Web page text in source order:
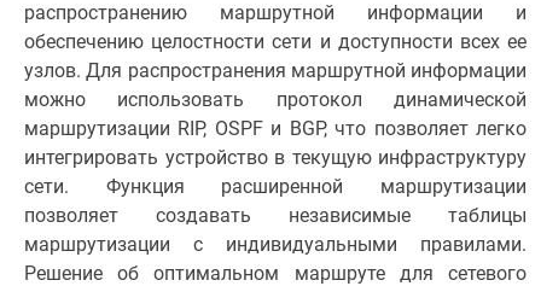
распространению маршрутной информации и
обеспечению целостности сети и доступности всех ее
узлов. Для распространения маршрутной информации
можно использовать протокол динамической
маршрутизации RIP, OSPF и BGP, что позволяет легко
интегрировать устройство в текущую инфраструктуру
сети. Функция расширенной маршрутизации
позволяет создавать независимые таблицы
маршрутизации с индивидуальными правилами.
Решение об оптимальном маршруте для сетевого